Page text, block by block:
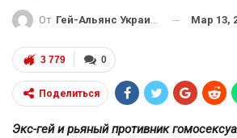
От Гей-Альянс Украина Мар 13,
0
3 779
Поделиться
Экс-гей и рьяный противник